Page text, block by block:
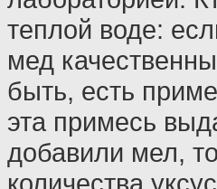
теплой воде:
мед
быть, есть
эта примесь
добавили мел,